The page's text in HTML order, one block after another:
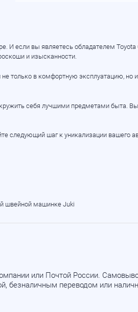
если вы являетесь обладателем
и изысканности.
только в комфортную эксплуатацию,
себя лучшими предметами быта.
следующий шаг к уникализации вашего
швейной машинке Juki
или Почтой России.
безналичным переводом или